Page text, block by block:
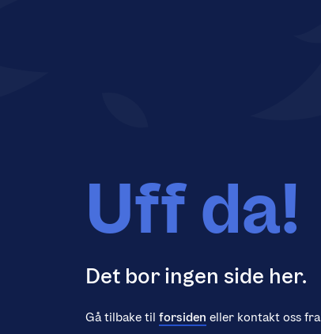
Uff da!
Det bor ingen side her.
Gå tilbake til forsiden eller kontakt oss fra